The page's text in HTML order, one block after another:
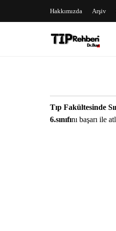
Hakkımızda Arşiv
Tıp Fakültesinde
6.sınıfını başarı ile